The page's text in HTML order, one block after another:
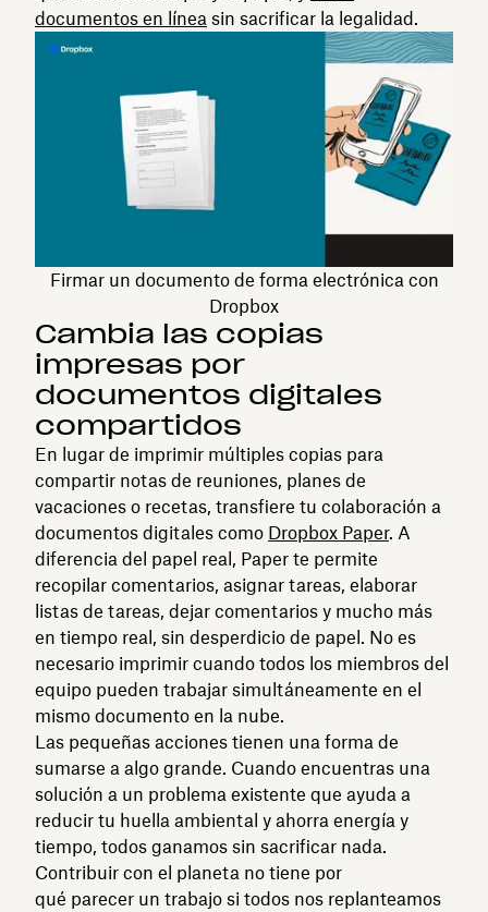
documentos en línea sin sacrificar la legalidad.
Firmar un documento de forma electrónica con
Dropbox
Cambia las copias
impresas por
documentos digitales
compartidos
En lugar de imprimir múltiples copias para
compartir notas de reuniones, planes de
vacaciones o recetas, transfiere tu colaboración a
documentos digitales como Dropbox Paper. A
diferencia del papel real, Paper te permite
recopilar comentarios, asignar tareas, elaborar
listas de tareas, dejar comentarios y mucho más
en tiempo real, sin desperdicio de papel. No es
necesario imprimir cuando todos los miembros del
equipo pueden trabajar simultáneamente en el
mismo documento en la nube.
Las pequeñas acciones tienen una forma de
sumarse a algo grande. Cuando encuentras una
solución a un problema existente que ayuda a
reducir tu huella ambiental y ahorra energía y
tiempo, todos ganamos sin sacrificar nada.
Contribuir con el planeta no tiene por
qué parecer un trabajo si todos nos replanteamos